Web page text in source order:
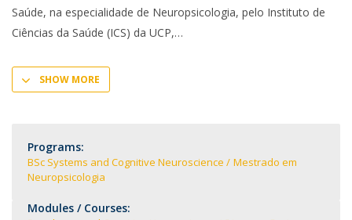
Saúde, na especialidade de Neuropsicologia, pelo Instituto de
Ciências da Saúde (ICS) da UCP,
SHOW MORE
Programs:
BSc Systems and Cognitive Neuroscience
Mestrado em
Neuropsicologia
Modules / Courses: